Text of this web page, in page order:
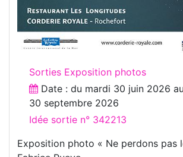
Sorties Exposition photos
Date : du mardi 30 juin 2026 au
30 septembre 2026
Idée sortie n° 342213
Exposition photo « Ne perdons pas